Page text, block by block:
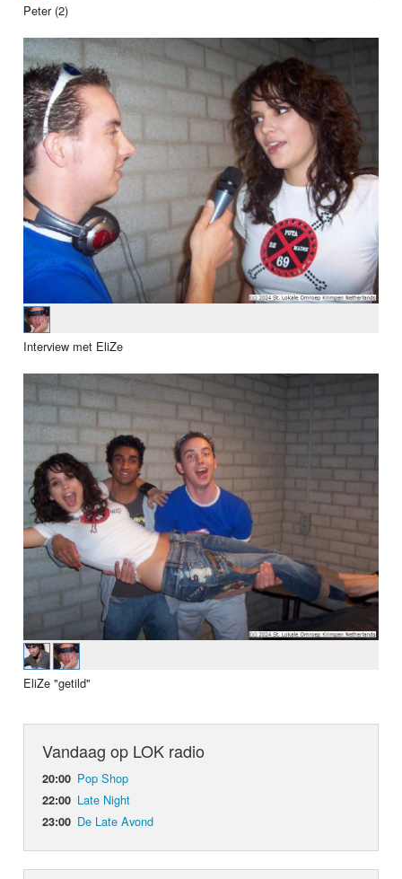
Peter (2)
Interview met EliZe
EliZe "getild"
Vandaag op LOK radio
20:00 Pop Shop
22:00 Late Night
23:00 De Late Avond